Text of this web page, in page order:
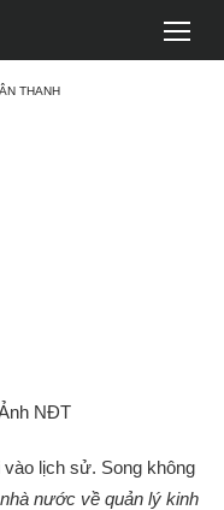
THANH
NĐT
vào lịch sử. Song không
nước về quản lý kinh